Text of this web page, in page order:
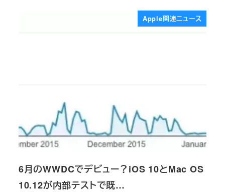
Apple関連ニュース
6月のWWDCでデビュー？iOS 10とMac OS
10.12が内部テストで既…